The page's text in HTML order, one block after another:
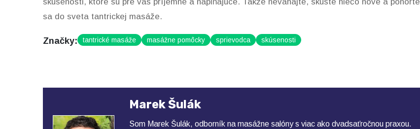
sa do sveta tantrickej masáže.
Značky: tantrické masáže masážne pomôcky sprievodca skúsenosti
Marek Šulák
Som Marek Šulák, odborník na masážne salóny s viac ako dvadsaťročnou praxou.